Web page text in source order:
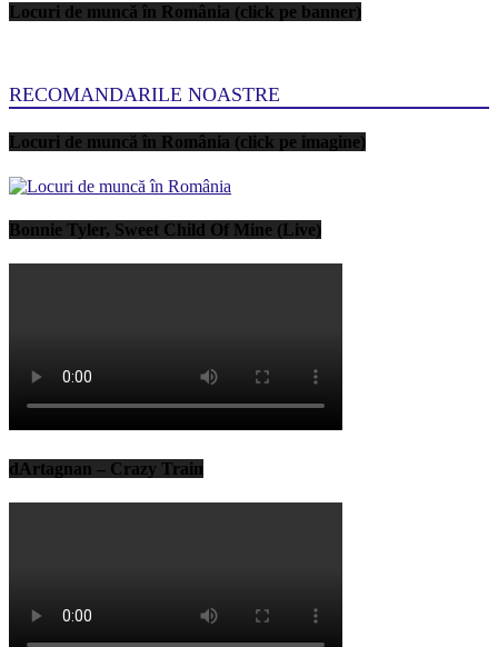
Locuri de muncă în România (click pe banner)
RECOMANDARILE NOASTRE
Locuri de muncă în România (click pe imagine)
Bonnie Tyler, Sweet Child Of Mine (Live)
dArtagnan – Crazy Train